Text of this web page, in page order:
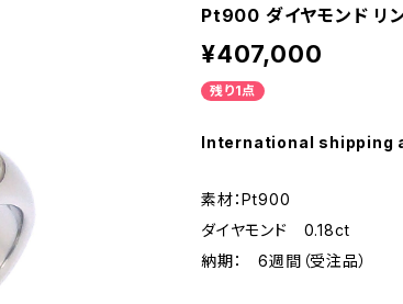
Pt900 ダイヤモンド リ
¥407,000
残り1点
International shipping
素材：Pt900
ダイヤモンド 0.18ct
納期： 6週間（受注品）